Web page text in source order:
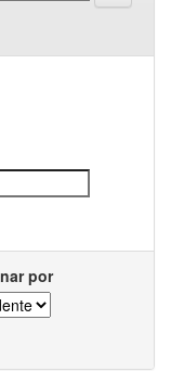
por